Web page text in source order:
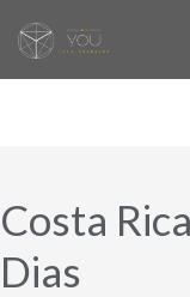
Costa
Dias